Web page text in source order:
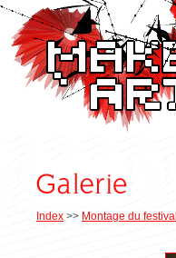
Index >> Montage du festival